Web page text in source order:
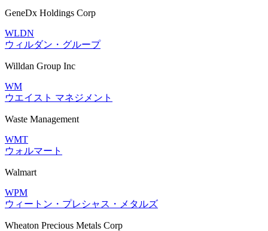
GeneDx Holdings Corp
WLDN
ウィルダン・グループ
Willdan Group Inc
WM
ウエイスト マネジメント
Waste Management
WMT
ウォルマート
Walmart
WPM
ウィートン・プレシャス・メタルズ
Wheaton Precious Metals Corp